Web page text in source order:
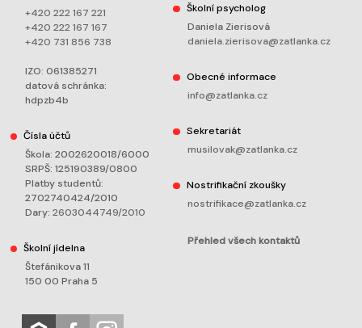
+420 222 167 221
+420 222 167 167
+420 731 856 738
IZO: 061385271
datová schránka:
hdpzb4b
Čísla účtů
Škola: 2002620018/6000
SRPŠ: 125190389/0800
Platby studentů:
2702740424/2010
Dary: 2603044749/2010
Školní jídelna
Štefánikova 11
150 00 Praha 5
Školní psycholog
Daniela Zierisová
daniela.zierisova@zatlanka.cz
Obecné informace
info@zatlanka.cz
Sekretariát
musilovak@zatlanka.cz
Nostrifikační zkoušky
nostrifikace@zatlanka.cz
Přehled všech kontaktů